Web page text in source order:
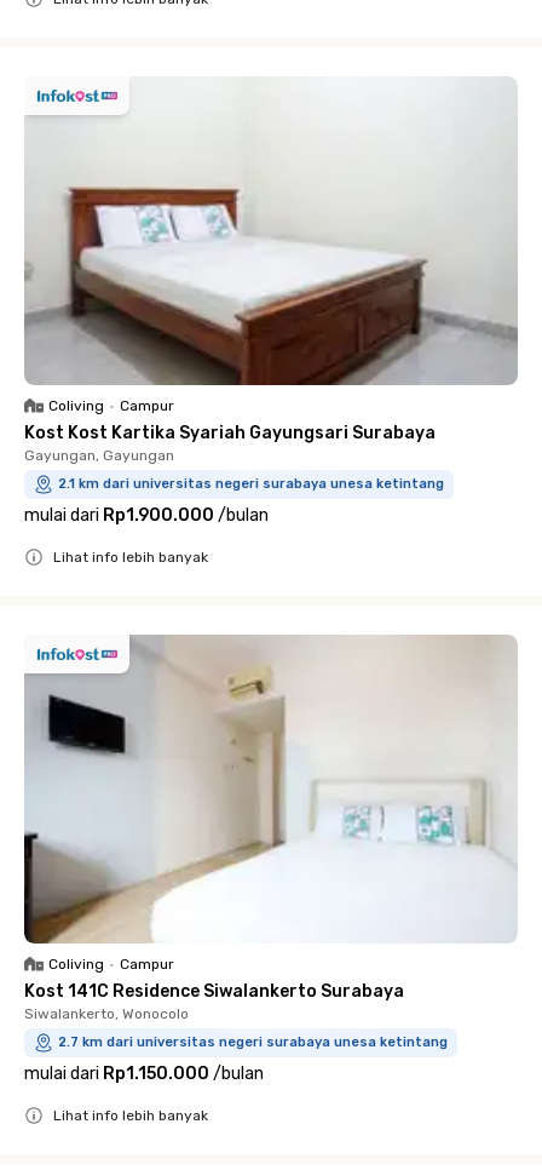
Coliving • Campur
Kost Kost Kartika Syariah Gayungsari Surabaya
Gayungan, Gayungan
2.1 km dari universitas negeri surabaya unesa ketintang
mulai dari Rp1.900.000 /bulan
Lihat info lebih banyak
Coliving • Campur
Kost 141C Residence Siwalankerto Surabaya
Siwalankerto, Wonocolo
2.7 km dari universitas negeri surabaya unesa ketintang
mulai dari Rp1.150.000 /bulan
Lihat info lebih banyak